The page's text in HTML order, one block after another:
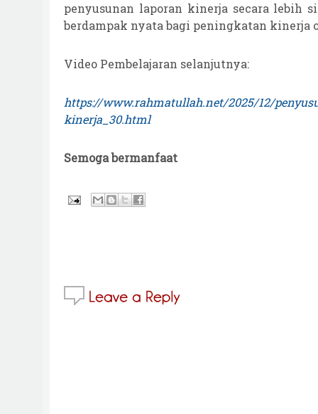
penyusunan laporan kinerja secara lebih
berdampak nyata bagi peningkatan kinerja
Video Pembelajaran selanjutnya:
https://www.rahmatullah.net/2025/12/
kinerja_30.html
Semoga bermanfaat